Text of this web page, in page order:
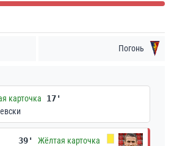
Погонь
карточка
17'
39'
Жёлтая карточка